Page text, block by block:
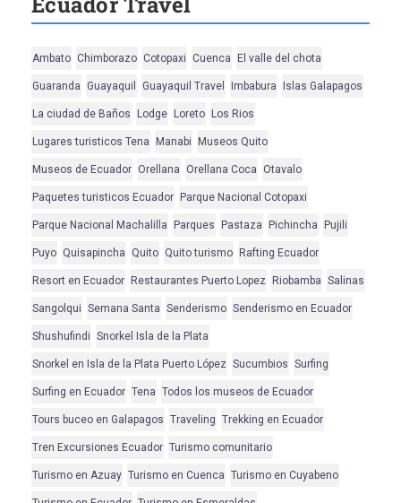
Ambato Chimborazo Cotopaxi Cuenca El valle del chota
Guaranda Guayaquil Guayaquil Travel Imbabura Islas Galapagos
La ciudad de Baños Lodge Loreto Los Rios
Lugares turisticos Tena Manabi Museos Quito
Museos de Ecuador Orellana Orellana Coca Otavalo
Paquetes turisticos Ecuador Parque Nacional Cotopaxi
Parque Nacional Machalilla Parques Pastaza Pichincha Pujili
Puyo Quisapincha Quito Quito turismo Rafting Ecuador
Resort en Ecuador Restaurantes Puerto Lopez Riobamba Salinas
Sangolqui Semana Santa Senderismo Senderismo en Ecuador
Shushufindi Snorkel Isla de la Plata
Snorkel en Isla de la Plata Puerto López Sucumbios Surfing
Surfing en Ecuador Tena Todos los museos de Ecuador
Tours buceo en Galapagos Traveling Trekking en Ecuador
Tren Excursiones Ecuador Turismo comunitario
Turismo en Azuay Turismo en Cuenca Turismo en Cuyabeno